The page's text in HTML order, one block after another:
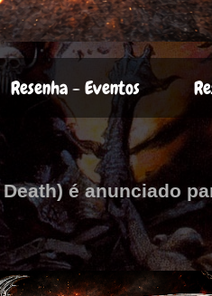
Resenha - Eventos
Death) é anunciado